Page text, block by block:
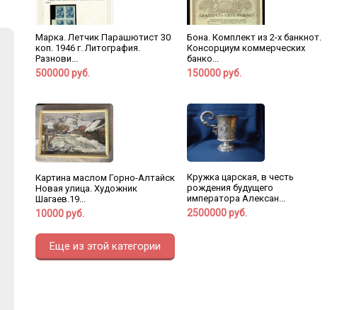
Марка. Летчик Парашютист 30
коп. 1946 г. Литография.
Разнови...
500000 руб.
Бона. Комплект из 2-х банкнот.
Консорциум коммерческих
банко...
150000 руб.
Картина маслом Горно-Алтайск
Новая улица. Художник
Шагаев.19...
10000 руб.
Кружка царская, в честь
рождения будущего
императора Алексан...
2500000 руб.
Еще из этой категории